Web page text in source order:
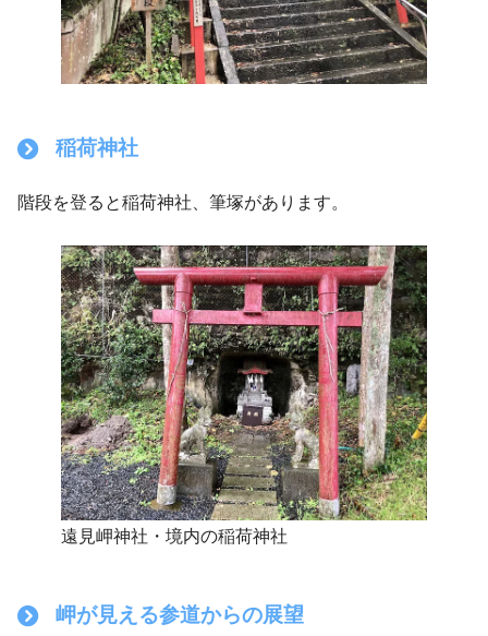
稲荷神社
階段を登ると稲荷神社、筆塚があります。
遠見岬神社・境内の稲荷神社
岬が見える参道からの展望